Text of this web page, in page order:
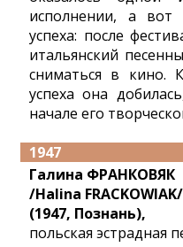
исполнении, а вот
успеха: после
итальянский
сниматься в кино.
успеха она
начале его
1947
Галина ФРАНКОВЯК
/Halina FRACKOWIAK/
(1947, Познань),
польская эстрадная